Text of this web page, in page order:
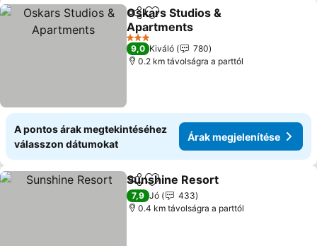
Megosztás
Hozzáadás a kedvencekhez
Oskars Studios &
Apartments
Árak megjelenítése
3 Kategória
9,0 Kiváló
780
0.2 km távolságra a parttól
A pontos árak megtekintéséhez
válasszon dátumokat
Árak megjelenítése
MegosztásHozzáadás a kedvencekhez
Sunshine Resort
7,9 Jó
433
0.4 km távolságra a parttól